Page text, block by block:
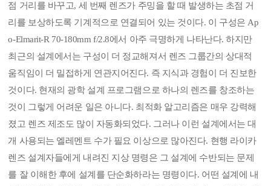
점 거리를 바꾸고, 세 번째 렌즈가 주밍을 할 때 발생하는 초점 거
리를 보상하도록 기계적으로 연결되어 있는 것이다. 이 구성은 Ap
o-Elmarit-R 70-180mm f/2.8에서 아주 극명하게 나타난다. 하지만
최근의 설계에서는 구성이 더 정교해져서 렌즈 그룹간의 상대적
움직임이 더 밀접하게 연관지어진다. 즉 지식과 경험이 더 진보한
것이다. 현재의 광학 설계 프로그램으로 하나의 렌즈를 창조하는
것이 그렇게 어려운 일은 아니다. 최적화 알고리즘은 매우 강력해
졌고 렌즈 제조도 많이 자동화되었다. 그러나 이런 설계에서는 대
개 사용되는 엘레멘트 수가 필요 이상으로 많아진다. 현행 라이카
렌즈 설계자들에게 내려진 지상 명령은 그 설계에 수반되는 문제
를 잘 이해한 후에 설계를 단순화하라는 명령이다. 어떤 설계에 내